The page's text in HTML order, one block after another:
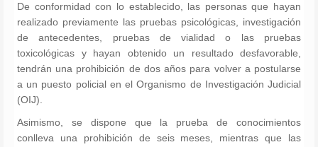
De conformidad con lo establecido, las personas que hayan
realizado previamente las pruebas psicológicas, investigación
de antecedentes, pruebas de vialidad o las pruebas
toxicológicas y hayan obtenido un resultado desfavorable,
tendrán una prohibición de dos años para volver a postularse
a un puesto policial en el Organismo de Investigación Judicial
(OIJ).
Asimismo, se dispone que la prueba de conocimientos
conlleva una prohibición de seis meses, mientras que las